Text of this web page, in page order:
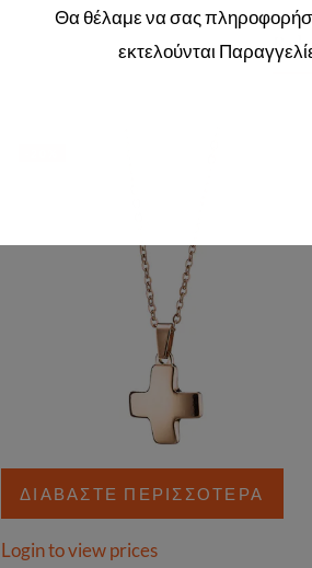
ΔΙΑΒΆΣΤΕ ΠΕΡΙΣΣΌΤΕΡΑ
Login to view prices
Θα θέλαμε να σας
εκτελούνται